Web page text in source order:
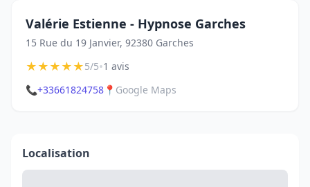
Valérie Estienne - Hypnose Garches
15 Rue du 19 Janvier, 92380 Garches
★★★★★5/5•1 avis
📞+33661824758 📍 Google Maps
Localisation